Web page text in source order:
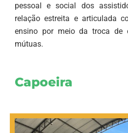
pessoal e social dos
relação estreita e articulada
ensino por meio da troca de
mútuas.
Capoeira